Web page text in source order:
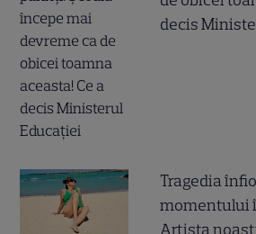
decis
Tragedia
momentului
Artista